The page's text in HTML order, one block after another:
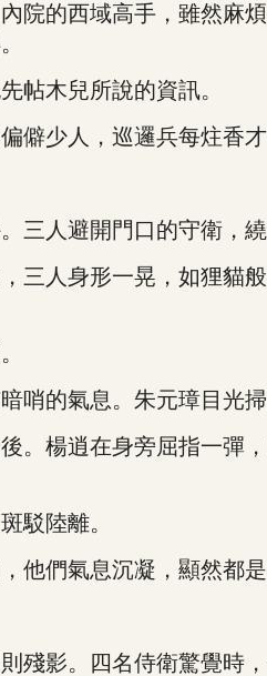
的西域高手，雖然麻
木兒所說的資訊。
少人，巡邏兵每炷香才
人避開門口的守衛，繞
人身形一晃，如狸貓
的氣息。朱元璋目光掃
楊逍在身旁屈指一彈
駁陸離。
們氣息沉凝，顯然都是
影。四名侍衛驚覺時